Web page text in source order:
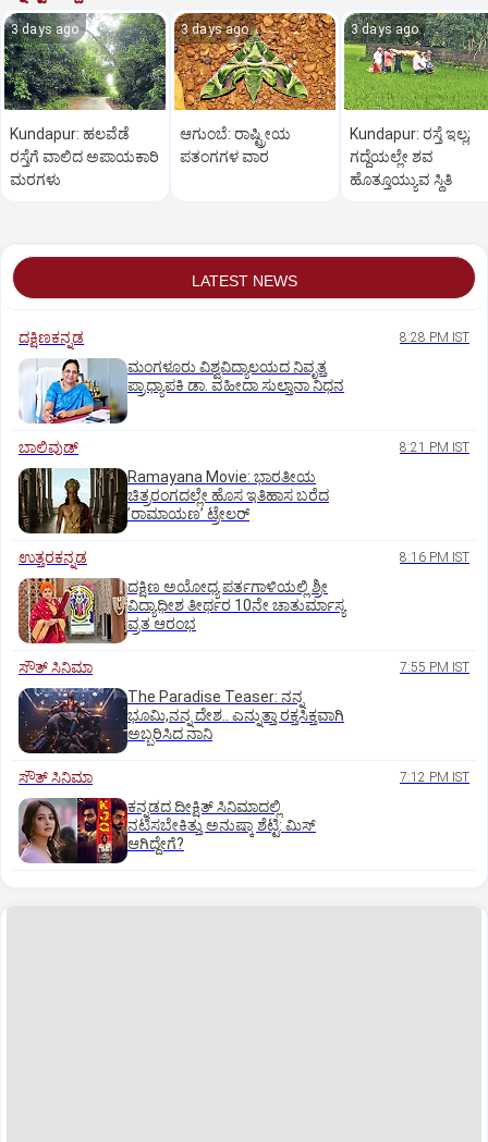
3 days ago
Kundapur: ಹಲವೆಡೆ
ರಸ್ತೆಗೆ ವಾಲಿದ ಅಪಾಯಕಾರಿ
ಮರಗಳು
3 days ago
ಆಗುಂಬೆ: ರಾಷ್ಟ್ರೀಯ
ಪತಂಗಗಳ ವಾರ
3 days ago
Kundapur: ರಸ್ತೆ ಇಲ್ಲ;
ಗದ್ದೆಯಲ್ಲೇ ಶವ
ಹೊತ್ತೂಯ್ಯುವ ಸ್ಥಿತಿ
LATEST NEWS
ದಕ್ಷಿಣಕನ್ನಡ 8:28 PM IST
ಮಂಗಳೂರು ವಿಶ್ವವಿದ್ಯಾಲಯದ ನಿವೃತ್ತ
ಪ್ರಾಧ್ಯಾಪಕಿ ಡಾ. ವಹೀದಾ ಸುಲ್ತಾನಾ ನಿಧನ
ಬಾಲಿವುಡ್‌ 8:21 PM IST
Ramayana Movie: ಭಾರತೀಯ
ಚಿತ್ರರಂಗದಲ್ಲೇ ಹೊಸ ಇತಿಹಾಸ ಬರೆದ
ʼರಾಮಾಯಣʼ ಟ್ರೇಲರ್
ಉತ್ತರಕನ್ನಡ 8:16 PM IST
ದಕ್ಷಿಣ ಅಯೋಧ್ಯ ಪರ್ತಗಾಳಿಯಲ್ಲಿ ಶ್ರೀ
ವಿದ್ಯಾಧೀಶ ತೀರ್ಥರ 10ನೇ ಚಾತುರ್ಮಾಸ್ಯ
ವ್ರತ ಆರಂಭ
ಸೌತ್‌ ಸಿನಿಮಾ 7:55 PM IST
The Paradise Teaser: ನನ್ನ
ಭೂಮಿ,ನನ್ನ ದೇಶ.. ಎನ್ನುತ್ತಾ ರಕ್ತಸಿಕ್ತವಾಗಿ
ಅಬ್ಬರಿಸಿದ ನಾನಿ
ಸೌತ್‌ ಸಿನಿಮಾ 7:12 PM IST
ಕನ್ನಡದ ದೀಕ್ಷಿತ್‌ ಸಿನಿಮಾದಲ್ಲಿ
ನಟಿಸಬೇಕಿತ್ತು ಅನುಷ್ಕಾ ಶೆಟ್ಟಿ: ಮಿಸ್‌
ಆಗಿದ್ದೇಗೆ?